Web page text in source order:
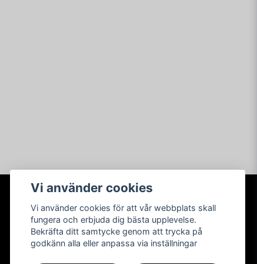
SOCIALA MEDIER
Vi använder cookies
Vi använder cookies för att vår webbplats skall
fungera och erbjuda dig bästa upplevelse.
Bekräfta ditt samtycke genom att trycka på
godkänn alla eller anpassa via inställningar